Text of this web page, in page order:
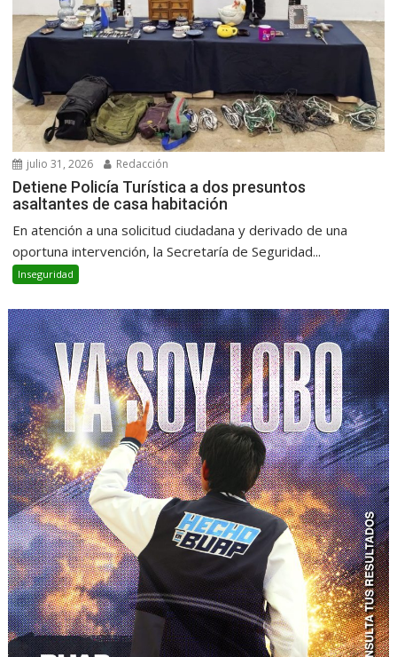
julio 31, 2026 Redacción
Detiene Policía Turística a dos presuntos
asaltantes de casa habitación
En atención a una solicitud ciudadana y derivado de una
oportuna intervención, la Secretaría de Seguridad...
Inseguridad